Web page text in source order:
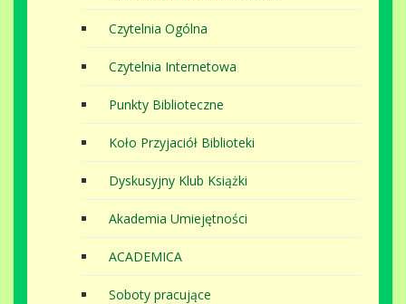
Czytelnia Ogólna
Czytelnia Internetowa
Punkty Biblioteczne
Koło Przyjaciół Biblioteki
Dyskusyjny Klub Książki
Akademia Umiejętności
ACADEMICA
Soboty pracujące